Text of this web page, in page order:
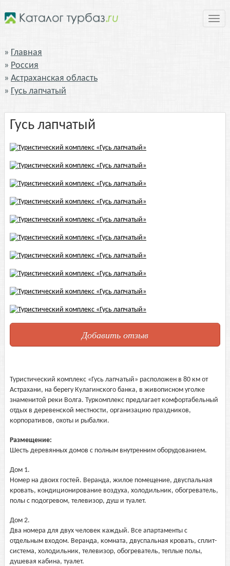
Главная
Россия
Астраханская область
Гусь лапчатый
Гусь лапчатый
Добавить отзыв
Туристический комплекс «Гусь лапчатый» расположен в 80 км от
Астрахани, на берегу Кулагинского банка, в живописном уголке
знаменитой реки Волга. Туркомплекс предлагает комфортабельный
отдых в деревенской местности, организацию праздников,
корпоративов, охоты и рыбалки.
Размещение:
Шесть деревянных домов с полным внутренним оборудованием.
Дом 1.
Номер на двоих гостей. Веранда, жилое помещение, двуспальная
кровать, кондиционирование воздуха, холодильник, обогреватель,
полы с подогревом, телевизор, душ и туалет.
Дом 2.
Два номера для двух человек каждый. Все апартаменты с
отдельным входом. Веранда, комната, двуспальная кровать, сплит-
система, холодильник, телевизор, обогреватель, теплые полы,
душевая кабина, туалет.